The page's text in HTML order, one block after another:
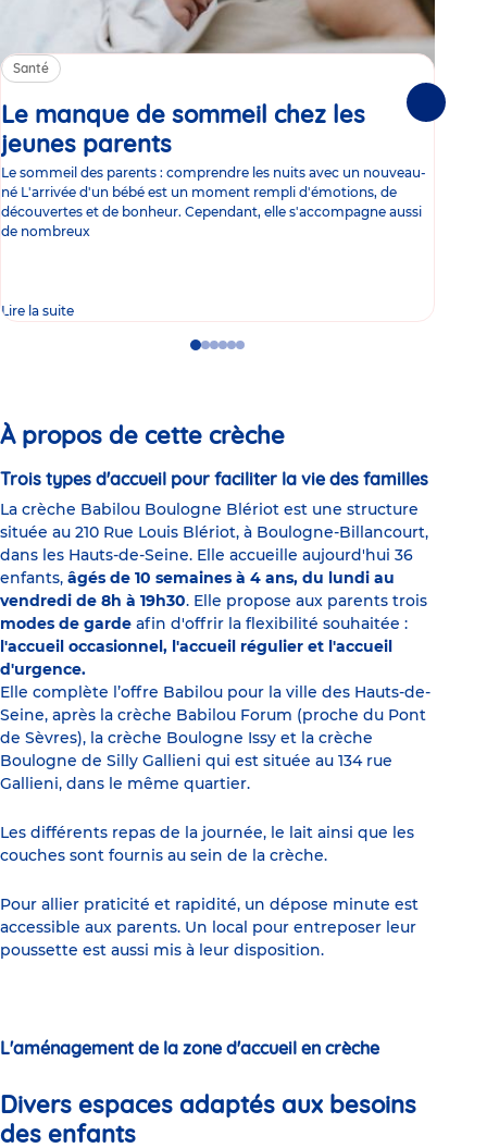
Santé
Le manque de sommeil chez les
jeunes parents
Le sommeil des parents : comprendre les nuits avec un nouveau-
né L'arrivée d'un bébé est un moment rempli d'émotions, de
découvertes et de bonheur. Cependant, elle s'accompagne aussi
de nombreux
Lire la suite
GoGoGoGo
GoGo
À propos de cette crèche
Trois types d'accueil pour faciliter la vie des familles
La crèche Babilou Boulogne Blériot est une structure
située au 210 Rue Louis Blériot, à Boulogne-Billancourt,
dans les Hauts-de-Seine. Elle accueille aujourd'hui 36
enfants, âgés de 10 semaines à 4 ans, du lundi au
vendredi de 8h à 19h30. Elle propose aux parents trois
modes de garde afin d'offrir la flexibilité souhaitée :
l'accueil occasionnel, l'accueil régulier et l'accueil
d'urgence.
Elle complète l’offre Babilou pour la ville des Hauts-de-
Seine, après la crèche Babilou Forum (proche du Pont
de Sèvres), la crèche Boulogne Issy et la crèche
Boulogne de Silly Gallieni qui est située au 134 rue
Gallieni, dans le même quartier.
Les différents repas de la journée, le lait ainsi que les
couches sont fournis au sein de la crèche.
Pour allier praticité et rapidité, un dépose minute est
accessible aux parents. Un local pour entreposer leur
poussette est aussi mis à leur disposition.
L'aménagement de la zone d'accueil en crèche
Divers espaces adaptés aux besoins
des enfants